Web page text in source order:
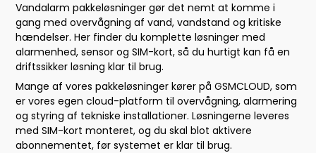
Vandalarm pakkeløsninger gør det nemt at komme i
gang med overvågning af vand, vandstand og kritiske
hændelser. Her finder du komplette løsninger med
alarmenhed, sensor og SIM-kort, så du hurtigt kan få en
driftssikker løsning klar til brug.
Mange af vores pakkeløsninger kører på GSMCLOUD, som
er vores egen cloud-platform til overvågning, alarmering
og styring af tekniske installationer. Løsningerne leveres
med SIM-kort monteret, og du skal blot aktivere
abonnementet, før systemet er klar til brug.